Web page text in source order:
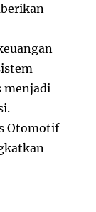
menjadi
Otomotif